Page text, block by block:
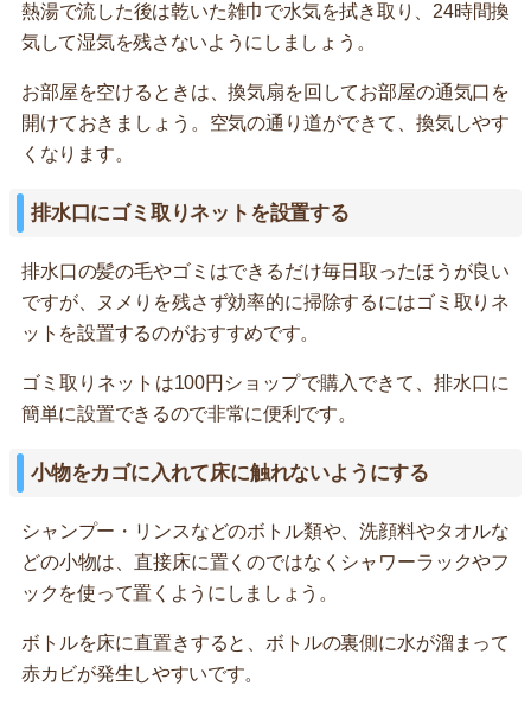
熱湯で流した後は乾いた雑巾で水気を拭き取り、24時間換
気して湿気を残さないようにしましょう。
お部屋を空けるときは、換気扇を回してお部屋の通気口を
開けておきましょう。空気の通り道ができて、換気しやす
くなります。
排水口にゴミ取りネットを設置する
排水口の髪の毛やゴミはできるだけ毎日取ったほうが良い
ですが、ヌメりを残さず効率的に掃除するにはゴミ取りネ
ットを設置するのがおすすめです。
ゴミ取りネットは100円ショップで購入できて、排水口に
簡単に設置できるので非常に便利です。
小物をカゴに入れて床に触れないようにする
シャンプー・リンスなどのボトル類や、洗顔料やタオルな
どの小物は、直接床に置くのではなくシャワーラックやフ
ックを使って置くようにしましょう。
ボトルを床に直置きすると、ボトルの裏側に水が溜まって
赤カビが発生しやすいです。